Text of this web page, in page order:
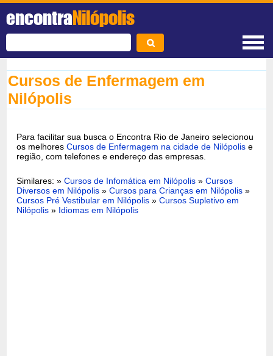
encontraNilópolis
Cursos de Enfermagem em
Nilópolis
Para facilitar sua busca o Encontra Rio de Janeiro selecionou
os melhoresCursos de Enfermagem na cidade de Nilópolis e
região, com telefones e endereço das empresas.
Similares: »Cursos de Infomática em Nilópolis »Cursos
Diversos em Nilópolis »Cursos para Crianças em Nilópolis »
Cursos Pré Vestibular em Nilópolis »Cursos Supletivo em
Nilópolis » Idiomas em Nilópolis